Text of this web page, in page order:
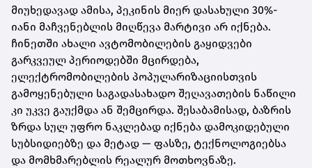
მიუხედავად ამისა, პეკინის მიერ დასახული 30%-
იანი მაჩვენებლის მიღწევა მარტივი არ იქნება.
ჩინეთში ახალი ავტომობილების გაყიდვები
გარკვეულ პერიოდებში მცირდება,
ელექტრომობილების პოპულარიზაციისთვის
გამოყენებული საგადასახადო შეღავათების ნაწილი
კი უკვე გაუქმდა ან შემცირდა. შესაბამისად, ბაზრის
ზრდა სულ უფრო ნაკლებად იქნება დამოკიდებული
სუბსიდიებზე და მეტად — ფასზე, ტექნოლოგიებსა
და მომხმარებლის რეალურ მოთხოვნაზე.